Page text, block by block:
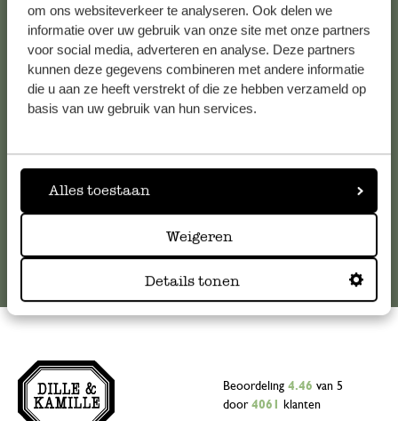
om ons websiteverkeer te analyseren. Ook delen we
informatie over uw gebruik van onze site met onze partners
voor social media, adverteren en analyse. Deze partners
kunnen deze gegevens combineren met andere informatie
die u aan ze heeft verstrekt of die ze hebben verzameld op
basis van uw gebruik van hun services.
Alles toestaan
Weigeren
Details tonen
Klantenservice
Voor vragen, tips of hulp kun je contact opnemen met onze
klantenservice. Of bekijk hier het antwoord op de
meestgestelde vragen.
klantenservice@dille-kamille.com
Online Klantenservice
Beoordeling 4.46 van 5
door 4061 klanten